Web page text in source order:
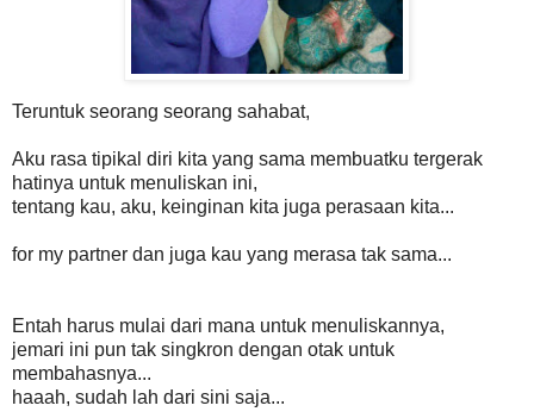
Teruntuk seorang seorang sahabat,
Aku rasa tipikal diri kita yang sama membuatku tergerak
hatinya untuk menuliskan ini,
tentang kau, aku, keinginan kita juga perasaan kita...
for my partner dan juga kau yang merasa tak sama...
Entah harus mulai dari mana untuk menuliskannya,
jemari ini pun tak singkron dengan otak untuk
membahasnya...
haaah, sudah lah dari sini saja...